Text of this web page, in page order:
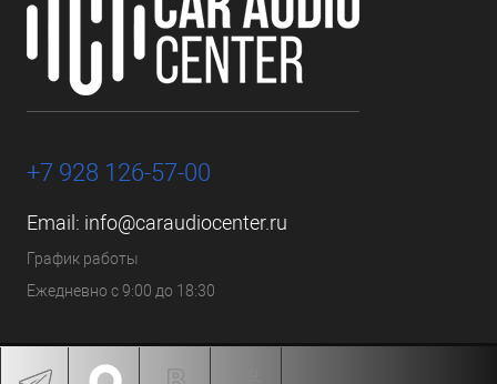
+7 928 126-57-00
Email: info@caraudiocenter.ru
График работы
Ежедневно с 9:00 до 18:30